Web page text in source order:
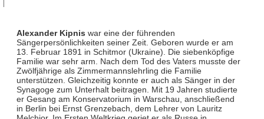
Alexander Kipnis war eine der führenden
Sängerpersönlichkeiten seiner Zeit. Geboren wurde er am
13. Februar 1891 in Schitmor (Ukraine). Die siebenköpfige
Familie war sehr arm. Nach dem Tod des Vaters musste der
Zwölfjährige als Zimmermannslehrling die Familie
unterstützen. Gleichzeitig konnte er auch als Sänger in der
Synagoge zum Unterhalt beitragen. Mit 19 Jahren studierte
er Gesang am Konservatorium in Warschau, anschließend
in Berlin bei Ernst Grenzebach, dem Lehrer von Lauritz